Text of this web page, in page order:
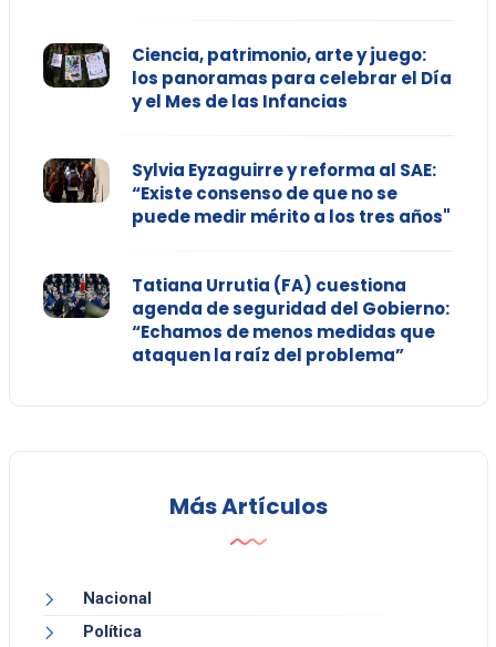
Ciencia, patrimonio, arte y juego:
los panoramas para celebrar el Día
y el Mes de las Infancias
Sylvia Eyzaguirre y reforma al SAE:
“Existe consenso de que no se
puede medir mérito a los tres años"
Tatiana Urrutia (FA) cuestiona
agenda de seguridad del Gobierno:
“Echamos de menos medidas que
ataquen la raíz del problema”
Más Artículos
Nacional
Política